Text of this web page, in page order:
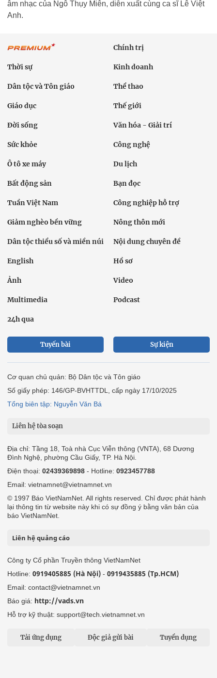
âm nhạc của Ngô Thụy Miên, diễn xuất cùng ca sĩ Lê Việt
Anh.
Chính trị
Thời sự Kinh doanh
Dân tộc và Tôn giáo Thể thao
Giáo dục Thế giới
Đời sống Văn hóa - Giải trí
Sức khỏe Công nghệ
Ô tô xe máy Du lịch
Bất động sản Bạn đọc
Tuần Việt Nam Công nghiệp hỗ trợ
Giảm nghèo bền vững Nông thôn mới
Dân tộc thiểu số và miền núi Nội dung chuyên đề
English Hồ sơ
Ảnh Video
Multimedia Podcast
24h qua
Tuyến bài Sự kiện
Cơ quan chủ quản: Bộ Dân tộc và Tôn giáo
Số giấy phép: 146/GP-BVHTTDL, cấp ngày 17/10/2025
Tổng biên tập: Nguyễn Văn Bá
Liên hệ tòa soạn
Địa chỉ: Tầng 18, Toà nhà Cục Viễn thông (VNTA), 68 Dương
Đình Nghệ, phường Cầu Giấy, TP. Hà Nội.
Điện thoại: 02439369898 - Hotline: 0923457788
Email: vietnamnet@vietnamnet.vn
© 1997 Báo VietNamNet. All rights reserved. Chỉ được phát hành
lại thông tin từ website này khi có sự đồng ý bằng văn bản của
báo VietNamNet.
Liên hệ quảng cáo
Công ty Cổ phần Truyền thông VietNamNet
Hotline: 0919405885 (Hà Nội) - 0919435885 (Tp.HCM)
Email: contact@vietnamnet.vn
Báo giá: http://vads.vn
Hỗ trợ kỹ thuật: support@tech.vietnamnet.vn
Tải ứng dụng Độc giả gửi bài Tuyển dụng